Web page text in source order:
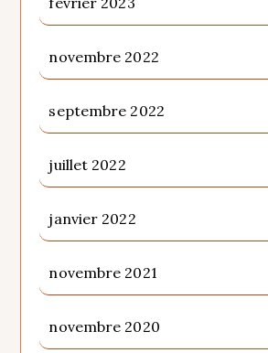
novembre 2022
septembre 2022
juillet 2022
janvier 2022
novembre 2021
novembre 2020